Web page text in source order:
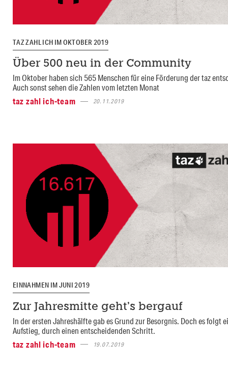
TAZ ZAHL ICH IM OKTOBER 2019
Über 500 neu in der Community
Im Oktober haben sich 565 Menschen für eine Förderung der taz
Auch sonst sehen die Zahlen vom letzten Monat
taz zahl ich-team
20.11.2019
EINNAHMEN IM JUNI 2019
Zur Jahresmitte geht’s bergauf
In der ersten Jahreshälfte gab es Grund zur Besorgnis. Doch es folgt
Aufstieg, durch einen entscheidenden Schritt.
taz zahl ich-team
19.07.2019